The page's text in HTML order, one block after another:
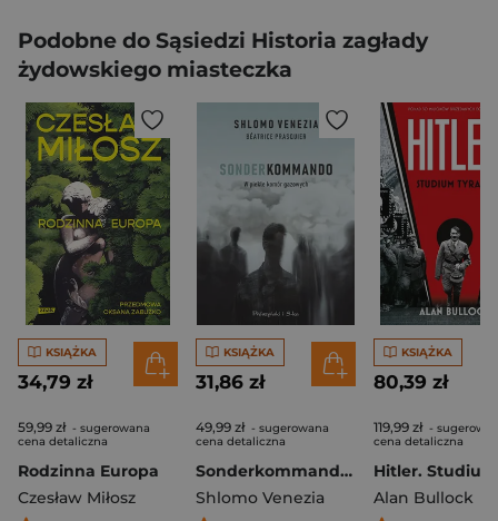
Podobne do Sąsiedzi Historia zagłady
żydowskiego miasteczka
KSIĄŻKA
34,79 zł
59,99 zł - sugerowana
cena detaliczna
Rodzinna Europa
Czesław Miłosz
KSIĄŻKA
31,86 zł
49,99 zł - sugerowana
cena detaliczna
Sonderkommando. W piekle komór gazowych
Shlomo Venezia
KSIĄŻKA
80,39 zł
119,99 zł -
cena detaliczna
Alan Bullock